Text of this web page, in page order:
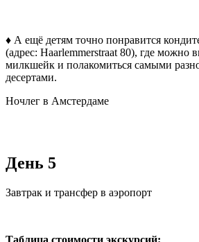
♦ А ещё детям точно понравится
(адрес: Haarlemmerstraat 80), где можно
милкшейк и полакомиться самыми
десертами.
Ночлег в Амстердаме
День 5
Завтрак и трансфер в аэропорт
Таблица стоимости экскурсий: